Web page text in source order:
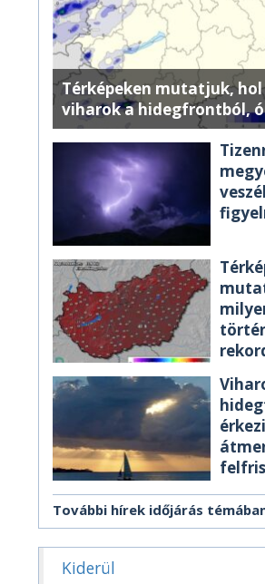
Térképeken mutatjuk,
viharok a hidegfrontból,
További hírek időjárás
Kiderül